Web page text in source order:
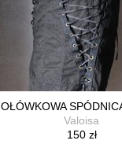
OŁÓWKOWA
Valoisa
150 zł